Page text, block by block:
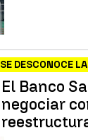
SE DESCONOCE
El Banco
negociar